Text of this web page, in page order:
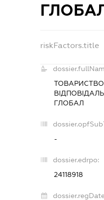
riskFactors.title
ГЛОБАЛ
-
dossier.edrpo:
24118918